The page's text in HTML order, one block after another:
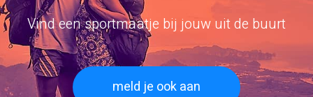
Vind een sportmaatje bij jouw uit de buurt
meld je ook aan